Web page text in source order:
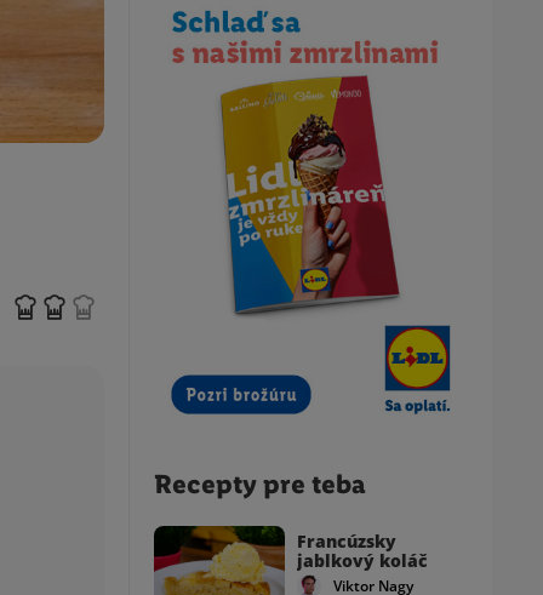
Recepty pre teba
Francúzsky
jablkový koláč
Viktor Nagy